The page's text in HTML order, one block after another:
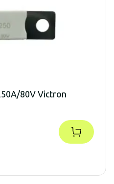
80V Victron